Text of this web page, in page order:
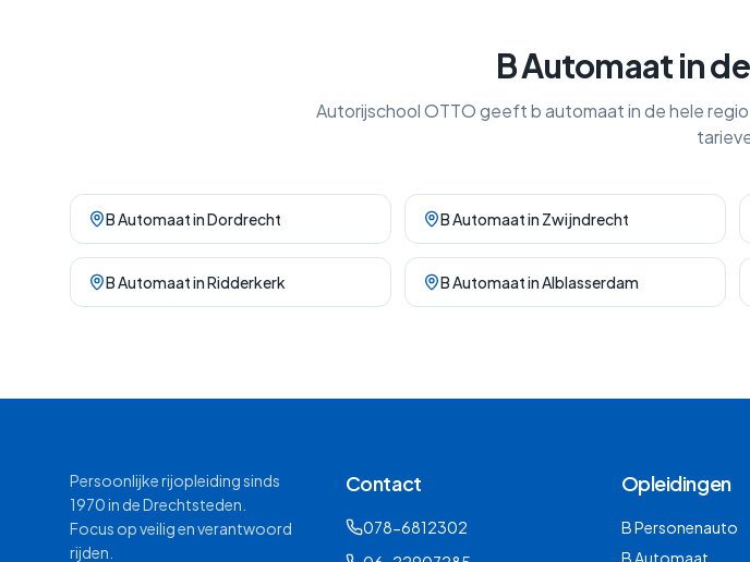
B Automaatin
Autorijschool OTTO geeftb automaatin de hele
B AutomaatinDordrecht B Automaatin Zwijndrecht
B AutomaatinRidderkerk B AutomaatinAlblasserdam
Persoonlijke rijopleiding sinds
1970 in de Drechtsteden.
Focus op veilig en verantwoord
rijden.
Contact
078-6812302
Opleidingen
B Personenauto
B Automaat